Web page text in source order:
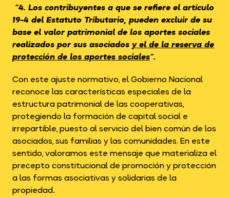
“4. Los contribuyentes a que se refiere el artículo
19-4 del Estatuto Tributario, pueden excluir de su
base el valor patrimonial de los aportes sociales
realizados por sus asociadosy el de la reserva de
protección de los aportes sociales“.
Con este ajuste normativo, el Gobierno Nacional
reconoce las características especiales de la
estructura patrimonial de las cooperativas,
protegiendo la formación de capital social e
irrepartible, puesto al servicio del bien común de los
asociados, sus familias y las comunidades. En este
sentido, valoramos este mensaje que materializa el
precepto constitucional de promoción y protección
a las formas asociativas y solidarias de la
propiedad.